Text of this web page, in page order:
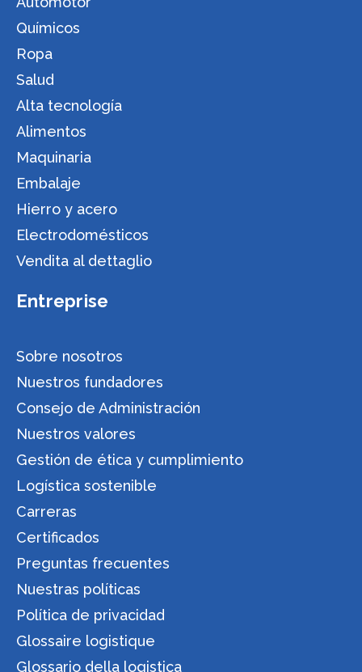
Químicos
Ropa
Salud
Alta tecnología
Alimentos
Maquinaria
Embalaje
Hierro y acero
Electrodomésticos
Vendita al dettaglio
Entreprise
Sobre nosotros
Nuestros fundadores
Consejo de Administración
Nuestros valores
Gestión de ética y cumplimiento
Logística sostenible
Carreras
Certificados
Preguntas frecuentes
Nuestras políticas
Política de privacidad
Glossaire logistique
Glossario della logistica